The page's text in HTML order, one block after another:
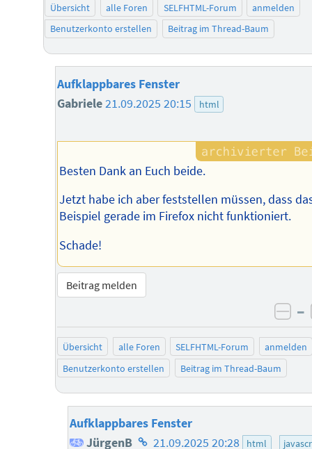
Übersicht alle Foren SELFHTML-Forum
anmelden
Benutzerkonto erstellen
Beitrag im Thread-Baum
Aufklappbares Fenster
Gabriele21.09.2025 20:15 html
Besten Dank an Euch beide.
Jetzt habe ich aber feststellen müssen, dass
Beispiel gerade im Firefox nicht funktioniert.
Schade!
Beitrag melden
–
Übersicht alle Foren SELFHTML-Forum
anmelden
Benutzerkonto erstellen
Beitrag im Thread-Baum
Aufklappbares Fenster
JürgenB Homepage
21.09.2025 20:28 html